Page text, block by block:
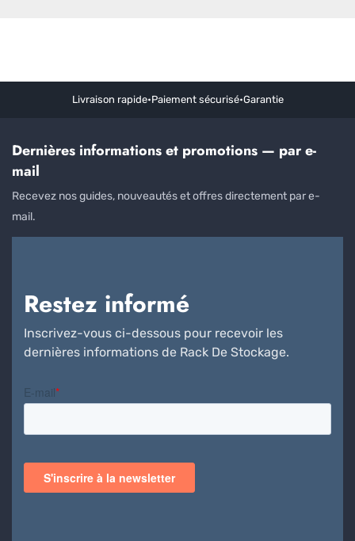
Livraison rapide•Paiement sécurisé•Garantie
Dernières informations et promotions — par e-
mail
Recevez nos guides, nouveautés et offres directement par e-
mail.
Restez informé
Inscrivez-vous ci-dessous pour recevoir les
dernières informations de Rack De Stockage.